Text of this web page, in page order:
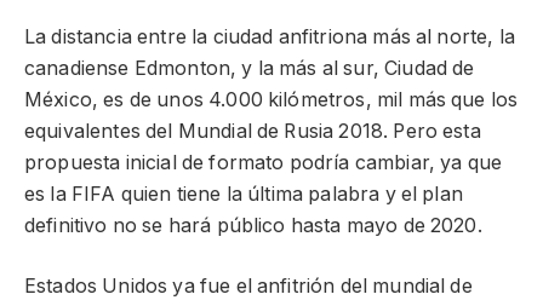
La distancia entre la ciudad anfitriona más al norte, la
canadiense Edmonton, y la más al sur, Ciudad de
México, es de unos 4.000 kilómetros, mil más que los
equivalentes del Mundial de Rusia 2018. Pero esta
propuesta inicial de formato podría cambiar, ya que
es la FIFA quien tiene la última palabra y el plan
definitivo no se hará público hasta mayo de 2020.
Estados Unidos ya fue el anfitrión del mundial de